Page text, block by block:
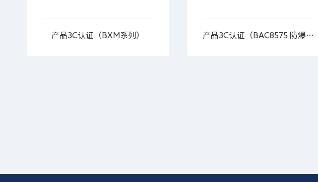
产品3C认证（BXM系列） 产品3C认证（BAC8575 防爆插接装置）